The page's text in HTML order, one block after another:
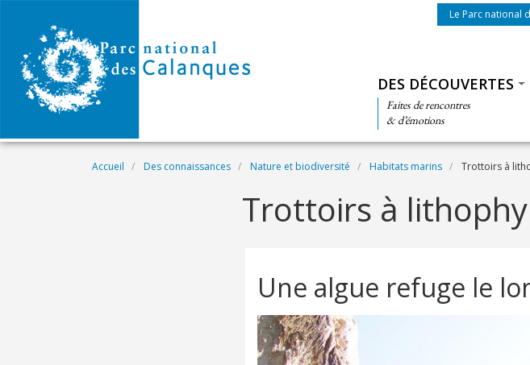
Menu du parc
Le Parc national
DES DÉCOUVERTES
Faites de rencontres
& d’émotions
Fil d'Ariane
Accueil Des connaissances Nature et biodiversité Habitats marins Trottoirs à
Trottoirs à
Une algue refuge le